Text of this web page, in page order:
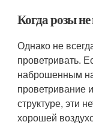
Когда розы
Однако не
проветривать.
наброшенным
проветривание
структуре, эти
хорошей